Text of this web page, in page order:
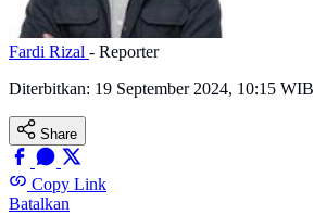
Fardi Rizal - Reporter
Diterbitkan: 19 September 2024, 10:15 WIB
Share
Copy Link
Batalkan